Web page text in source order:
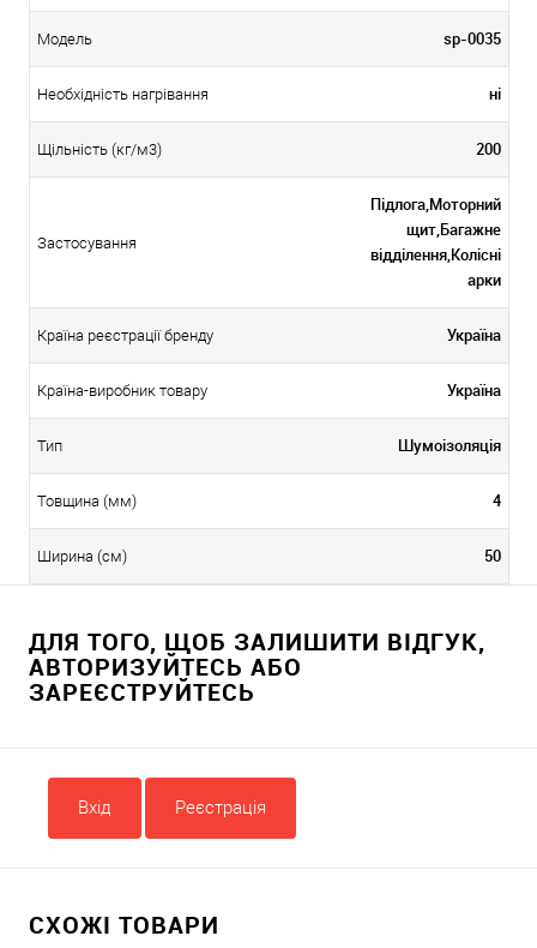
Модель sp-0035
Необхідність нагрівання ні
Щільність (кг/м3) 200
Застосування
Підлога,Моторний
щит,Багажне
відділення,Колісні
арки
Країна реєстрації бренду Україна
Країна-виробник товару Україна
Тип Шумоізоляція
Товщина (мм) 4
Ширина (см) 50
ДЛЯ ТОГО, ЩОБ ЗАЛИШИТИ ВІДГУК,
АВТОРИЗУЙТЕСЬ АБО
ЗАРЕЄСТРУЙТЕСЬ
Вхід Реєстрація
СХОЖІ ТОВАРИ